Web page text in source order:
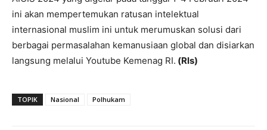
ini akan mempertemukan ratusan intelektual
internasional muslim ini untuk merumuskan solusi dari
berbagai permasalahan kemanusiaan global dan disiarkan
langsung melalui Youtube Kemenag RI. (Rls)
TOPIK Nasional Polhukam